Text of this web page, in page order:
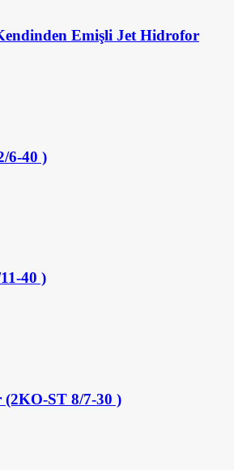
Emişli Jet Hidrofor
6-40 )
40 )
ST 8/7-30 )